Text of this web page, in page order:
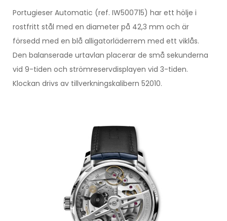
Portugieser Automatic (ref. IW500715) har ett hölje i
rostfritt stål med en diameter på 42,3 mm och är
försedd med en blå alligatorläderrem med ett viklås.
Den balanserade urtavlan placerar de små sekunderna
vid 9-tiden och strömreservdisplayen vid 3-tiden.
Klockan drivs av tillverkningskalibern 52010.